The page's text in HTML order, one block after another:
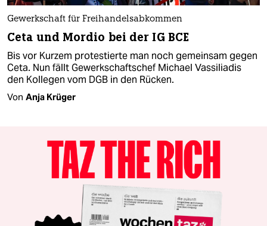
Gewerkschaft für Freihandelsabkommen
Ceta und Mordio bei der IG BCE
Bis vor Kurzem protestierte man noch gemeinsam gegen
Ceta. Nun fällt Gewerkschaftschef Michael Vassiliadis
den Kollegen vom DGB in den Rücken.
Von Anja Krüger